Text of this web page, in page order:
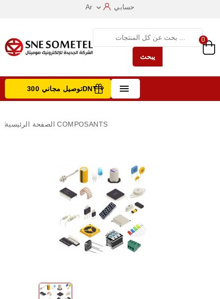
Ar  حسابي
يبحث
0
 توصيل مجاني 300DNT +
الصفحة الرئيسية COMPOSANTS